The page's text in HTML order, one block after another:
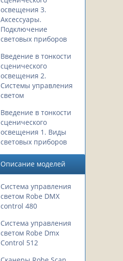
освещения 3.
Аксессуары.
Подключение
световых приборов
Введение в тонкости
сценического
освещения 2.
Системы управления
светом
Введение в тонкости
сценического
освещения 1. Виды
световых приборов
Описание моделей
Система управления
светом Robe DMX
control 480
Система управления
светом Robe Dmx
Control 512